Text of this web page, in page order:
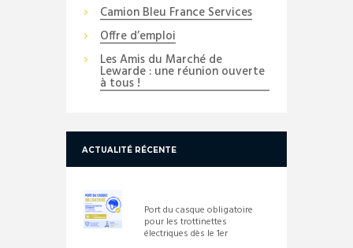
Camion Bleu France Services
Offre d’emploi
Les Amis du Marché de
Lewarde : une réunion ouverte
à tous !
ACTUALITÉ RÉCENTE
Port du casque obligatoire
pour les trottinettes
électriques dès le 1er